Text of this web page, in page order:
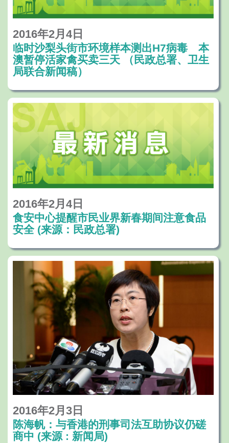
2016年2月4日
临时沙梨头街市环境样本测出H7病毒 本
澳暂停活家禽买卖三天 （民政总署、卫生
局联合新闻稿）
2016年2月4日
食安中心提醒市民业界新春期间注意食品
安全 (来源：民政总署)
2016年2月3日
陈海帆：与香港的刑事司法互助协议仍磋
商中 (来源 : 新闻局)